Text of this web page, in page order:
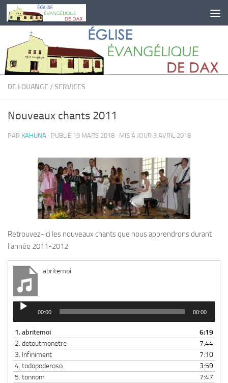
Skip to content
DE LOUANGE /SERVICES
Nouveaux chants 2011
PAR KAHUNA · PUBLIÉ 19 MARS 2018 · MIS À JOUR 3 AVRIL 2018
Retrouvez-ici les nouveaux chants que nous apprendrons durant
l’année 2011-2012:
abritemoi
Lecteur
00:00 00:00
1.abritemoi
6:19
2. detoutmonetre
7:44
3. Infiniment
7:10
4. todopoderoso
3:59
5. tonnom
7:47